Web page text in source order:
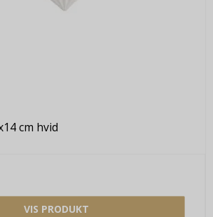
cm hvid
VIS PRODUKT